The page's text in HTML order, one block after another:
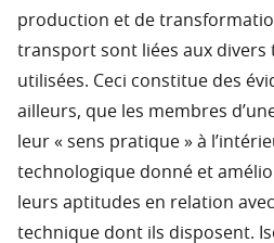
production et de
transport sont liées aux divers
utilisées. Ceci constitue des
ailleurs, que les membres
leur « sens pratique » à
technologique donné et
leurs aptitudes en relation
technique dont ils disposent.